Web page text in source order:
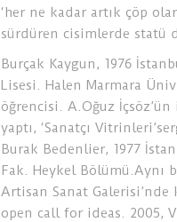
‘her ne kadar artık çöp
sürdüren cisimlerde statü
Burçak Kaygun, 1976
Lisesi. Halen Marmara
öğrencisi. A.Oğuz
yaptı, ‘Sanatçı
Burak Bedenlier, 1977
Fak. Heykel Bölümü.Aynı
Artisan Sanat Galerisi’nde
open call for ideas. 2005,